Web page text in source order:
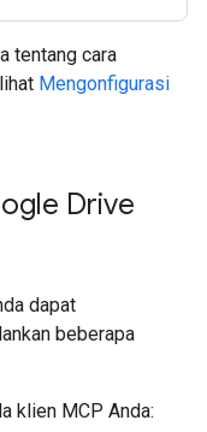
tentang cara
Mengonfigurasi
Drive
dapat
beberapa
klien MCP Anda: